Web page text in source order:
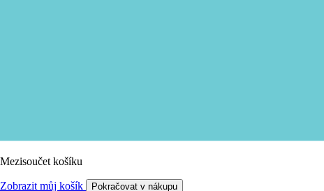
Mezisoučet košíku
Zobrazit můj košík Pokračovat v nákupu